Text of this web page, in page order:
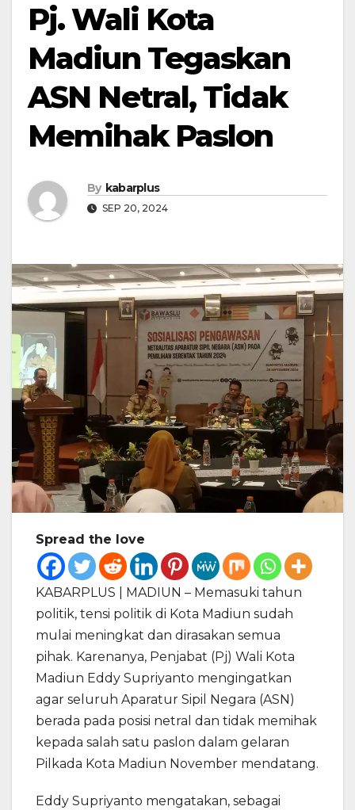
Pj. Wali Kota
Madiun Tegaskan
ASN Netral, Tidak
Memihak Paslon
By kabarplus
SEP 20, 2024
Spread the love
KABARPLUS | MADIUN – Memasuki tahun
politik, tensi politik di Kota Madiun sudah
mulai meningkat dan dirasakan semua
pihak. Karenanya, Penjabat (Pj) Wali Kota
Madiun Eddy Supriyanto mengingatkan
agar seluruh Aparatur Sipil Negara (ASN)
berada pada posisi netral dan tidak memihak
kepada salah satu paslon dalam gelaran
Pilkada Kota Madiun November mendatang.
Eddy Supriyanto mengatakan, sebagai